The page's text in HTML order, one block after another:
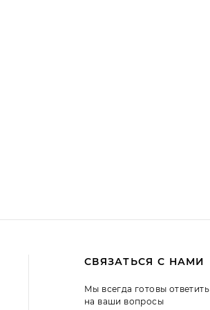
СВЯЗАТЬСЯ С НАМИ
Мы всегда готовы ответить
на ваши вопросы